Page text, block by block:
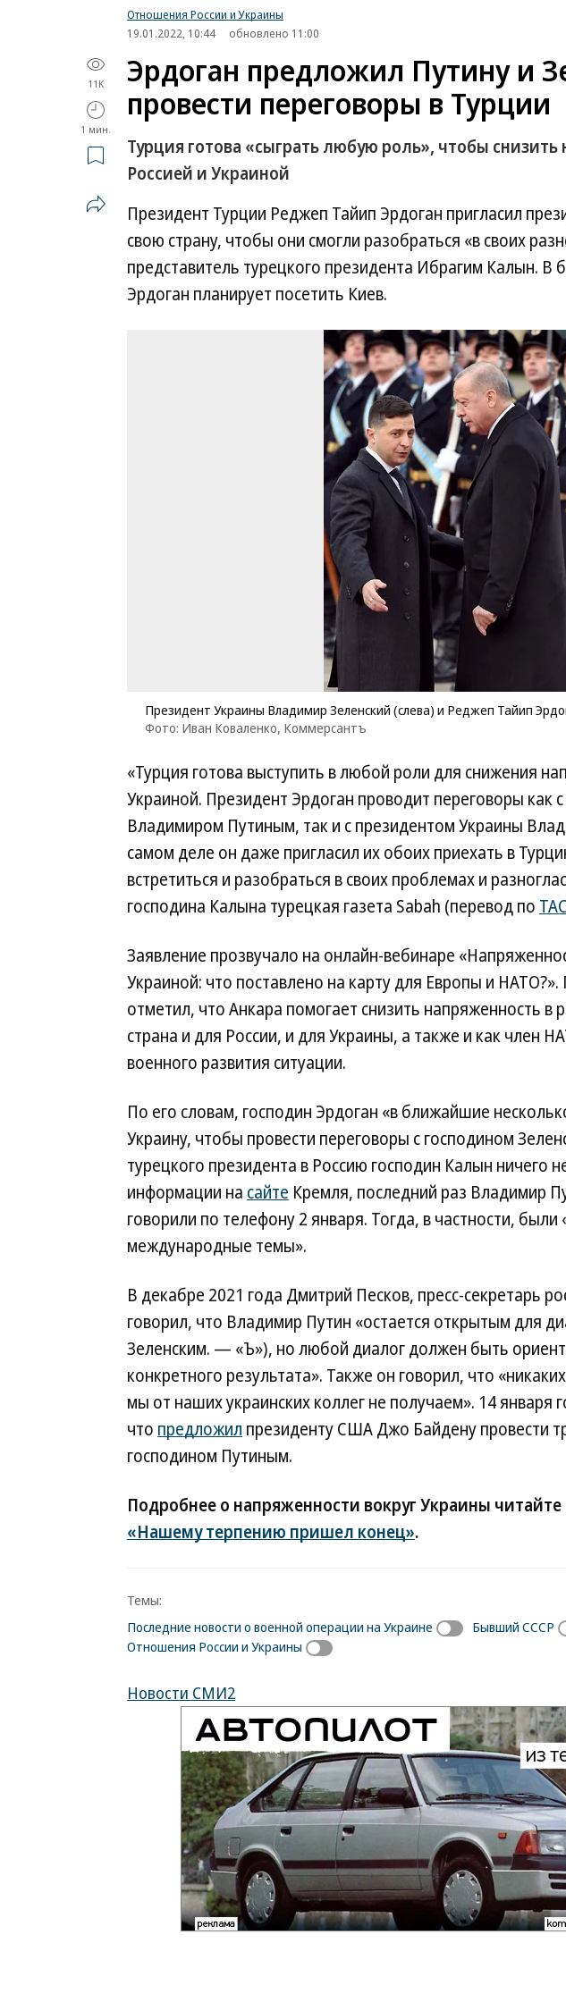
Отношения России и Украины
19.01.2022, 10:44
обновлено 11:00
11K
1 мин.
Эрдоган предложил Путину и
провести переговоры в Турции
Турция готова «сыграть любую роль», чтобы
Россией и Украиной
Президент Турции Реджеп Тайип Эрдоган пригласил
свою страну, чтобы они смогли разобраться «в своих
представитель турецкого президента Ибрагим Калын. В
Эрдоган планирует посетить Киев.
Президент Украины Владимир Зеленский (слева) и Реджеп Тайип
Фото: Иван Коваленко, Коммерсантъ
«Турция готова выступить в любой роли для снижения
Украиной. Президент Эрдоган проводит переговоры как
Владимиром Путиным, так и с президентом Украины
самом деле он даже пригласил их обоих приехать в
встретиться и разобраться в своих проблемах и
господина Калына турецкая газета Sabah (перевод по
Заявление прозвучало на онлайн-вебинаре
Украиной: что поставлено на карту для Европы и
отметил, что Анкара помогает снизить напряженность в
страна и для России, и для Украины, а также и как член
военного развития ситуации.
По его словам, господин Эрдоган «в ближайшие
Украину, чтобы провести переговоры с господином
турецкого президента в Россию господин Калын ничего
информации на сайте Кремля, последний раз Владимир
говорили по телефону 2 января. Тогда, в частности, были
международные темы».
В декабре 2021 года Дмитрий Песков, пресс-секретарь
говорил, что Владимир Путин «остается открытым для
Зеленским. — «Ъ»), но любой диалог должен быть
конкретного результата». Также он говорил, что
мы от наших украинских коллег не получаем». 14 января
что предложил президенту США Джо Байдену провести
господином Путиным.
Подробнее о напряженности вокруг Украины
«Нашему терпению пришел конец».
Темы:
Последние новости о военной операции на Украине
Бывший СССР
Отношения России и Украины
Новости СМИ2